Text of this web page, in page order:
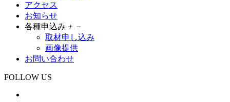
アクセス
お知らせ
各種申込み ＋ －
取材申し込み
画像提供
お問い合わせ
FOLLOW US